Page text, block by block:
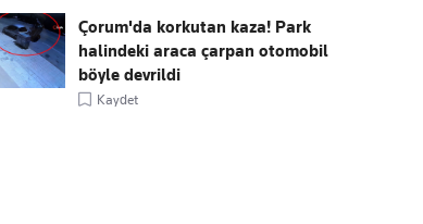
Çorum'da korkutan kaza! Park
halindeki araca çarpan otomobil
böyle devrildi
Kaydet